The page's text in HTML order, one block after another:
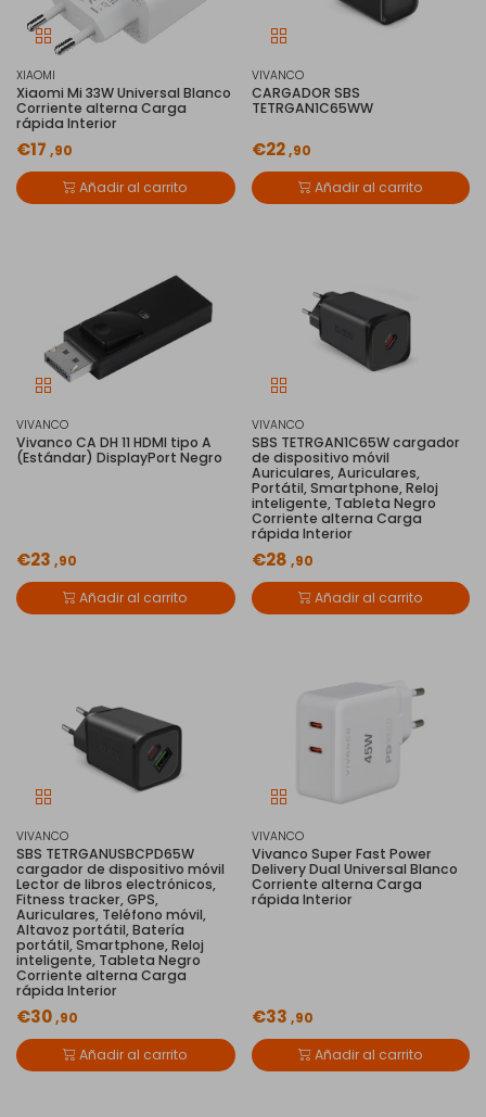
XIAOMI
Xiaomi Mi 33W Universal Blanco
Corriente alterna Carga
rápida Interior
€17 ,90
Añadir al carrito
VIVANCO
CARGADOR SBS
TETRGAN1C65WW
€22,90
Añadir al carrito
VIVANCO
Vivanco CA DH 11 HDMI tipo A
(Estándar) DisplayPort Negro
€23 ,90
Añadir al carrito
VIVANCO
SBS TETRGAN1C65W cargador
de dispositivo móvil
Auriculares, Auriculares,
Portátil, Smartphone, Reloj
inteligente, Tableta Negro
Corriente alterna Carga
rápida Interior
€28 ,90
Añadir al carrito
VIVANCO
SBS TETRGANUSBCPD65W
cargador de dispositivo móvil
Lector de libros electrónicos,
Fitness tracker, GPS,
Auriculares, Teléfono móvil,
Altavoz portátil, Batería
portátil, Smartphone, Reloj
inteligente, Tableta Negro
Corriente alterna Carga
rápida Interior
€30,90
Añadir al carrito
VIVANCO
Vivanco Super Fast Power
Delivery Dual Universal Blanco
Corriente alterna Carga
rápida Interior
€33 ,90
Añadir al carrito